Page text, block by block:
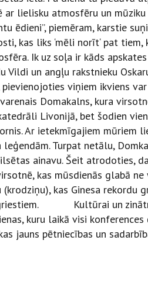
ar lielisku atmosfēru un
ēdieni”, piemēram, karstie
kas liks ‘mēli norīt‘ pat
Ik uz soļa ir kāds
Vildi un angļu rakstnieku
pievienojoties viņiem
Domakalns, kura
Livonijā, bet šodien
Ar ietekmīgajiem
Turpat netālu,
ainavu. Šeit atrodoties,
kas mūsdienās glabā
kas Ginesa rekordu
Kultūrai un
kuru laikā visi
jauns pētniecības un